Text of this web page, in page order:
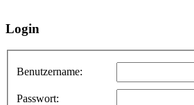
Login
Benutzername:
Passwort: